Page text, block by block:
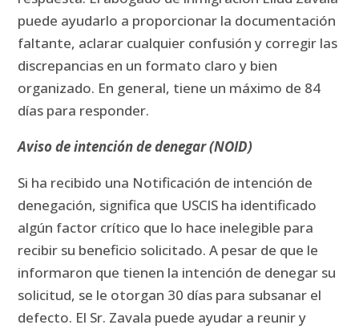
puede ayudarlo a proporcionar la documentación
faltante, aclarar cualquier confusión y corregir las
discrepancias en un formato claro y bien
organizado. En general, tiene un máximo de 84
días para responder.
Aviso de intención de denegar (NOID)
Si ha recibido una Notificación de intención de
denegación, significa que USCIS ha identificado
algún factor crítico que lo hace inelegible para
recibir su beneficio solicitado. A pesar de que le
informaron que tienen la intención de denegar su
solicitud, se le otorgan 30 días para subsanar el
defecto. El Sr. Zavala puede ayudar a reunir y